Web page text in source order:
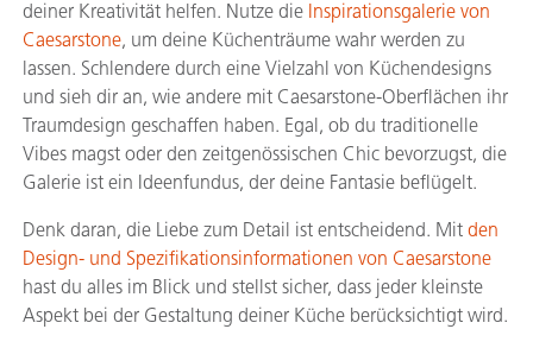
deiner Kreativität helfen. Nutze die Inspirationsgalerie von
Caesarstone, um deine Küchenträume wahr werden zu
lassen. Schlendere durch eine Vielzahl von Küchendesigns
und sieh dir an, wie andere mit Caesarstone-Oberflächen ihr
Traumdesign geschaffen haben. Egal, ob du traditionelle
Vibes magst oder den zeitgenössischen Chic bevorzugst, die
Galerie ist ein Ideenfundus, der deine Fantasie beflügelt.
Denk daran, die Liebe zum Detail ist entscheidend. Mit den
Design- und Spezifikationsinformationen von Caesarstone
hast du alles im Blick und stellst sicher, dass jeder kleinste
Aspekt bei der Gestaltung deiner Küche berücksichtigt wird.